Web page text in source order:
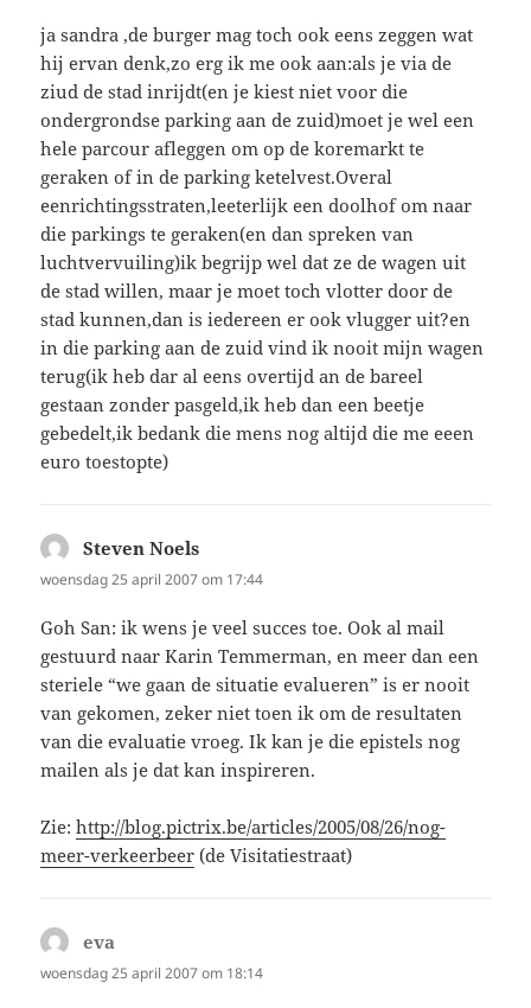
ja sandra ,de burger mag toch ook eens zeggen wat
hij ervan denk,zo erg ik me ook aan:als je via de
ziud de stad inrijdt(en je kiest niet voor die
ondergrondse parking aan de zuid)moet je wel een
hele parcour afleggen om op de koremarkt te
geraken of in de parking ketelvest.Overal
eenrichtingsstraten,leeterlijk een doolhof om naar
die parkings te geraken(en dan spreken van
luchtvervuiling)ik begrijp wel dat ze de wagen uit
de stad willen, maar je moet toch vlotter door de
stad kunnen,dan is iedereen er ook vlugger uit?en
in die parking aan de zuid vind ik nooit mijn wagen
terug(ik heb dar al eens overtijd an de bareel
gestaan zonder pasgeld,ik heb dan een beetje
gebedelt,ik bedank die mens nog altijd die me eeen
euro toestopte)
Steven Noels
woensdag 25 april 2007 om 17:44
Goh San: ik wens je veel succes toe. Ook al mail
gestuurd naar Karin Temmerman, en meer dan een
steriele “we gaan de situatie evalueren” is er nooit
van gekomen, zeker niet toen ik om de resultaten
van die evaluatie vroeg. Ik kan je die epistels nog
mailen als je dat kan inspireren.
Zie:http://blog.pictrix.be/articles/2005/08/26/nog-
meer-verkeerbeer (de Visitatiestraat)
eva
woensdag 25 april 2007 om 18:14